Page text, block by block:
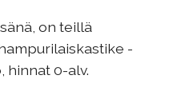
on teillä
-
hinnat 0-alv.